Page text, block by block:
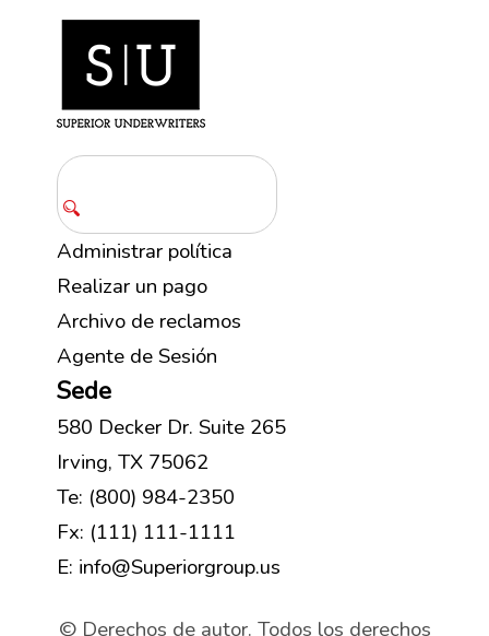
Administrar política
Realizar un pago
Archivo de reclamos
Agente de Sesión
Sede
580 Decker Dr. Suite 265
Irving, TX 75062
Te: (800) 984-2350
Fx: (111) 111-1111
E: info@Superiorgroup.us
© Derechos de autor. Todos los derechos